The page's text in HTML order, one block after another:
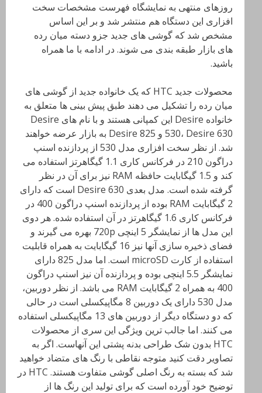
روزهای منتهی به نمایشگاه فهرست مشخصات سخت
افزاری این دستگاه هم منتشر شد و بر این اساس
مشخص شد که گوشی های جدید جزو دسته میان رده
های بازار طبقه بندی می شوند. در ادامه با ما همراه
باشید.
محصولات جدید HTC که یک خانواده جدید از گوشی های
میان رده را تشکیل می دهند طبق پیش بینی ها متعلق به
خانواده Desire این کمپانی هستند و با نام های Desire
530، Desire 630 و Desire 825 به بازار عرضه خواهند
شد. از نظر سخت افزاری مدل 530 از پردازنده اسنپ
دراگون 210 در فرکانس کاری 1.1 گیگاهرتز استفاده می
کند و 1.5 گیگابایت حافظه RAM نیز برای آن در نظر
گرفته شده است. مدل بعدی Desire 630 است که دارای
2 گیگابایت RAM بوده از پردازنده اسنپ دراگون 400 در
فرکانس کاری 1.6 گیگاهرتز در آن استفاده شده. هر دوی
این مدل ها از نمایشگر 5 اینچی 720p بهره می گیرند و
فضای ذخیره سازی آنها نیز 16 گیگابایت به همراه قابلیت
استفاده از کارت microSD است. اما مدل 825 دارای
نمایشگر 5.5 اینچی بوده و پردازنده آن نیز اسنپ دراگون
400 به همراه 2 گیگابایت RAM می باشد. از نظر دوربین،
مدل 530 دارای یک دوربین 8 مگاپیکسلی است در حالی
که دو دستگاه دیگر از دوربین های 13 مگاپیکسلی استفاده
می کنند. اما جالب ترین ویژگی این سری از محصولات
HTC بدون شک طراحی بدنه پشتی این آنهاست. اگر به
تصاویر دقت کنید متوجه نقاطی با رنگ های متضاد خواهید
شد که بسته به رنگ اصلی گوشی متفاوت هستند. HTC در
توضیح خود آورده است که برای تولید این رنگ ها از